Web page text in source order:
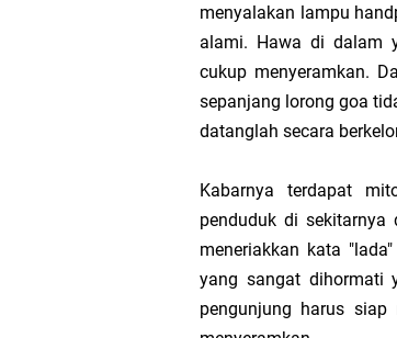
Silent
menyalakan lampu
alami. Hawa di dalam
cukup menyeramkan.
sepanjang lorong goa
datanglah secara
Kabarnya terdapat
penduduk di
meneriakkan kata
yang sangat dihormati
pengunjung harus